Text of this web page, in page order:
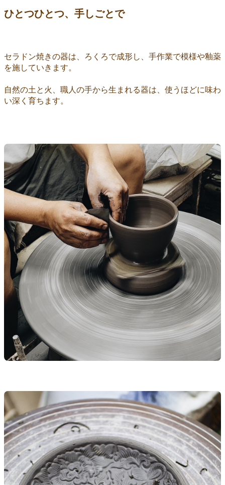
ひとつひとつ、手しごとで
セラドン焼きの器は、ろくろで成形し、手作業で模様や釉薬
を施していきます。
自然の土と火、職人の手から生まれる器は、使うほどに味わ
い深く育ちます。